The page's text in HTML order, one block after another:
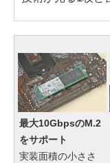
最大10GbpsのM.2
をサポート
実装面積の小ささ